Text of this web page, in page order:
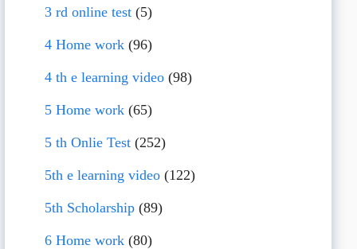
3 rd online test (5)
4 Home work (96)
4 th e learning video (98)
5 Home work (65)
5 th Onlie Test (252)
5th e learning video (122)
5th Scholarship (89)
6 Home work (80)